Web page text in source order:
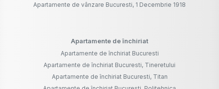
Apartamente de vânzare Bucuresti, 1 Decembrie 1918
Apartamente de închiriat
Apartamente de închiriat Bucuresti
Apartamente de închiriat Bucuresti, Tineretului
Apartamente de închiriat Bucuresti, Titan